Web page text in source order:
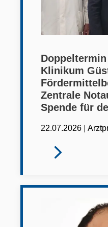
Klinikum
Zentrale
Spende für
22.07.2026 |